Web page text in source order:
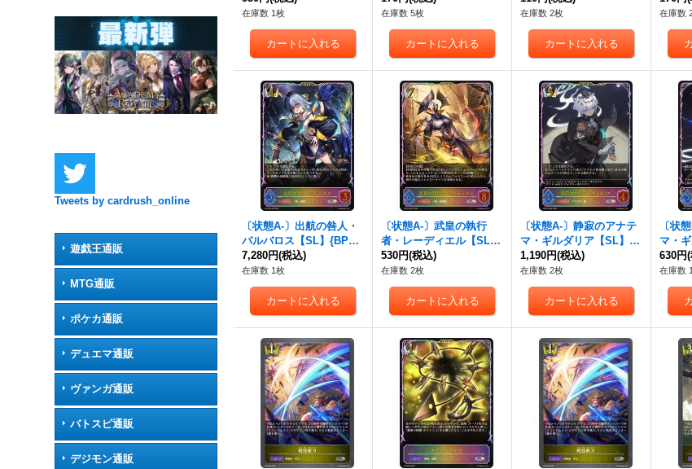
Tweets by cardrush_online
遊戯王通販
MTG通販
ポケカ通販
デュエマ通販
ヴァンガ通販
バトスピ通販
デジモン通販
在庫数 1枚 在庫数 5枚 在庫数 2枚 在庫数
〔状態A-〕出航の咎人・
バルバロス【SL】{BP19-
SL05}《ロイヤル》
7,280円(税込)
在庫数 1枚
〔状態A-〕武皇の執行
者・レーディエル【SL】
{BP19-SL07}《ロイヤ
ル》
530円(税込)
在庫数 2枚
〔状態A-〕静寂のアナテ
マ・ギルダリア【SL】{B
P19-SL08}《ロイヤル》
1,190円(税込)
在庫数 2枚
〔状
マ・
E)【
《ロイ
630円
在庫数